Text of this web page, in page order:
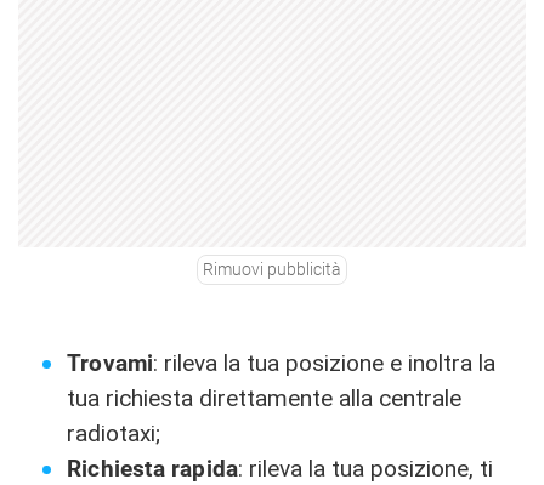
Rimuovi pubblicità
Trovami: rileva la tua posizione e inoltra la
tua richiesta direttamente alla centrale
radiotaxi;
Richiesta rapida: rileva la tua posizione, ti